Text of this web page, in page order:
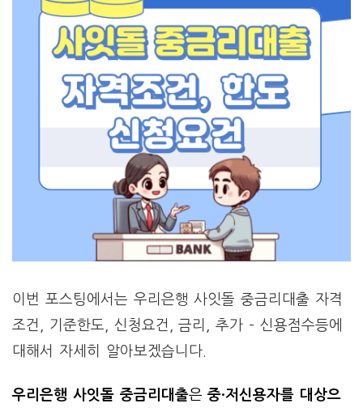
이번 포스팅에서는 우리은행 사잇돌 중금리대출 자격
조건, 기준한도, 신청요건, 금리, 추가 – 신용점수등에
대해서 자세히 알아보겠습니다.
우리은행 사잇돌 중금리대출은 중·저신용자를 대상으